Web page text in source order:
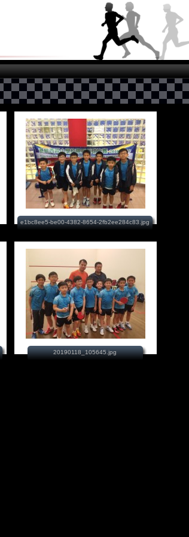
e1bc8ee5-be00-4382-8654-2fb2ee284c83.jpg
20190118_105645.jpg